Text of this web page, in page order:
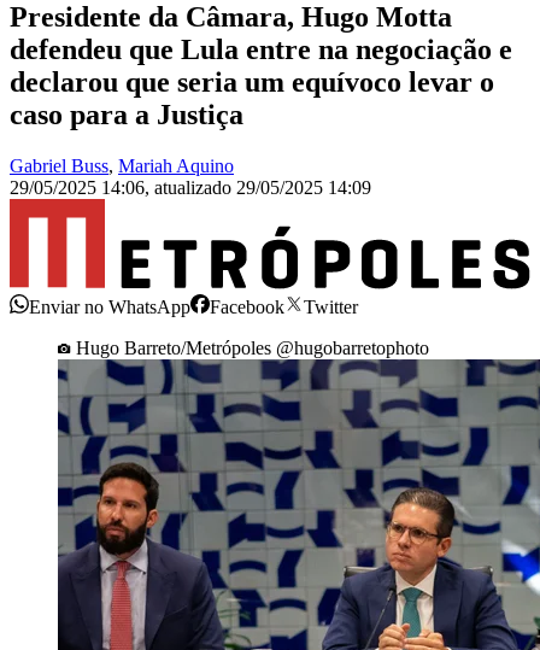
Presidente da Câmara, Hugo Motta
defendeu que Lula entre na negociação e
declarou que seria um equívoco levar o
caso para a Justiça
Gabriel Buss, Mariah Aquino
29/05/2025 14:06, atualizado 29/05/2025 14:09
Enviar no WhatsApp Facebook
Twitter
Hugo Barreto/Metrópoles @hugobarretophoto